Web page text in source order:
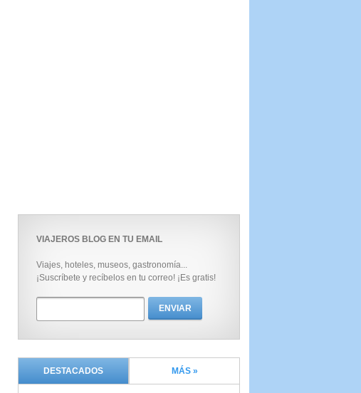
VIAJEROS BLOG EN TU EMAIL
Viajes, hoteles, museos, gastronomía...
¡Suscríbete y recíbelos en tu correo! ¡Es gratis!
DESTACADOS MÁS »